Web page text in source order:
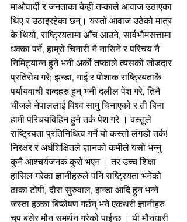
माओवादी र जनताका केही तप्काले आवाज उठाएका
थिए र उठाइरहेका छन्। यस्तो आवाज उठेको मात्र
के थियो, राष्ट्रियतामा आँच आउने, सार्वभौमसत्तामा
धक्का पर्ने, हाम्रो चिनारी नै नासिने र परिचय नै
निमिट्यान्न हुने भनी अर्को तप्काले त्यसको जोडदार
प्रतिरोध गरे; झन्डा, गाई र पोशाक राष्ट्रियताकै
पर्यायवाची शब्दहरु हुन् भनी दलील पेश गरे, तिनै
चीजले नेपाललाई विश्व सामु चिनाएको र ती बिना
हामी परिचयबिहिन हुने तर्क पेश गरे । बस्तुले
राष्ट्रियता प्रतिनिधित्व गर्ने यो कस्तो लंगडो तर्क!
निरक्षर र अर्धशिक्षितले ज्ञानको कमीले यसो भन्नु
कुनै आश्चर्यजनक कुरो भएन । तर उच्च शिक्षा
हासिल गरेका ज्ञानीहरुले पनि राष्ट्रियता भनेको
ढाका टोपी, दौरा सुरुवाल, झन्डा आदि हुन भन्ने
जस्ता हल्का बिष्लेषण गर्छन् भने एकथरी ज्ञानीहरु
चुप बसेर मौन समर्थन गरेको पाईन्छ । यी मौनधारी